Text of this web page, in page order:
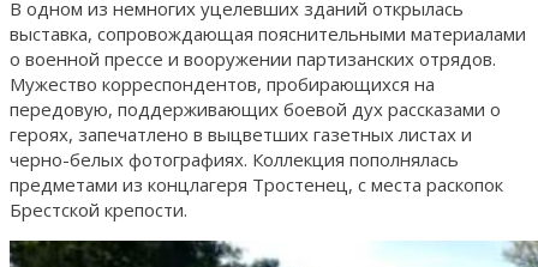
В одном из немногих уцелевших зданий открылась
выставка, сопровождающая пояснительными материалами
о военной прессе и вооружении партизанских отрядов.
Мужество корреспондентов, пробирающихся на
передовую, поддерживающих боевой дух рассказами о
героях, запечатлено в выцветших газетных листах и
черно-белых фотографиях. Коллекция пополнялась
предметами из концлагеря Тростенец, с места раскопок
Брестской крепости.